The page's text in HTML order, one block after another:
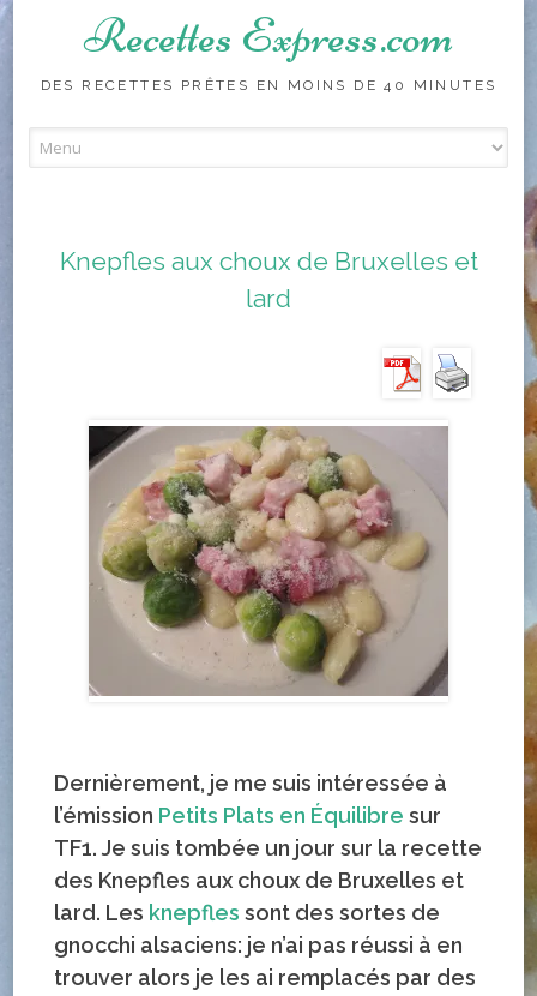
Recettes Express.com
DES RECETTES PRÊTES EN MOINS DE 40 MINUTES
Knepfles aux choux de Bruxelles et
lard
Dernièrement, je me suis intéressée à
l’émission Petits Plats en Équilibre sur
TF1. Je suis tombée un jour sur la recette
des Knepfles aux choux de Bruxelles et
lard. Les knepfles sont des sortes de
gnocchi alsaciens: je n’ai pas réussi à en
trouver alors je les ai remplacés par des